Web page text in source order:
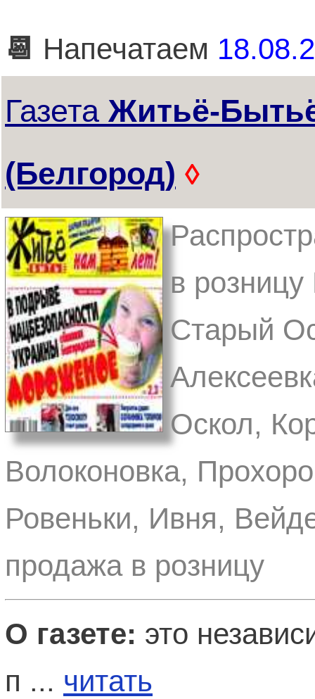
📆 Напечатаем
Газета Житьё-
(Белгород) ◊
в розницу
Старый
Оскол,
Волоконовка,
Ровеньки, Ивня,
продажа в розницу
О газете: это
п ... читать